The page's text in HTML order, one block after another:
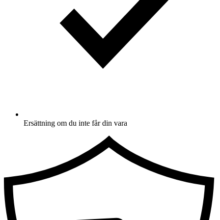
Ersättning om du inte får din vara